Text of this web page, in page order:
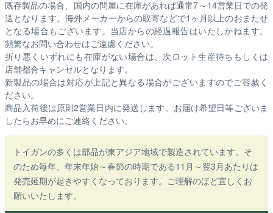
既存製品の場合、国内の問屋に在庫があれば通常7～14営業日での発
送となります。海外メーカーからの取寄などで1ヶ月以上のおまたせ
となる場合もございます。 当店からの経過報告はいたしかねます。
頻繁なお問い合わせはご遠慮ください。
折り悪くいずれにも在庫がない場合は、次ロット生産待ちもしくは
店舗都合キャンセルとなります。
新製品の場合は対応が上記と異なる場合がございますのでご容赦く
ださい。
商品入荷後は原則2営業日内に発送します。お届け希望日等ございま
したらお早めにご連絡ください。
トイガンの多くは部品が東アジア地域で製造されています。そ
のため毎年、年末年始～春節の時期である11月～翌3月あたりは
発売延期が起きやすくなっております。ご理解のほど宜しくお
願いいたします。